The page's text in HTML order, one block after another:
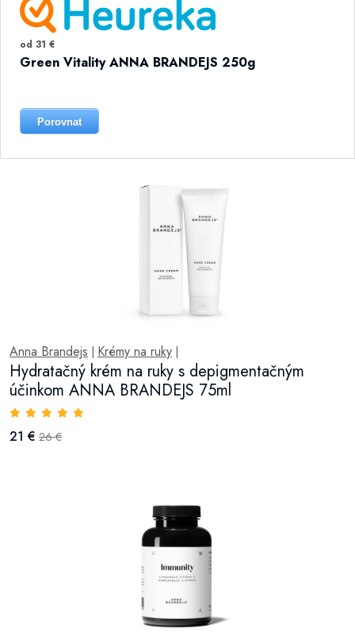
od 31 €
Green Vitality ANNA BRANDEJS 250g
Porovnat
Anna Brandejs Krémy na ruky
Hydratačný krém na ruky s depigmentačným
účinkom ANNA BRANDEJS 75ml
21 € 26 €